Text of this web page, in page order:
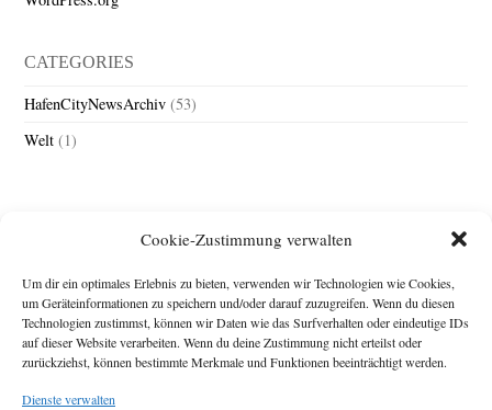
Cookie-Zustimmung verwalten
Um dir ein optimales Erlebnis zu bieten, verwenden wir Technologien wie Cookies,
um Geräteinformationen zu speichern und/oder darauf zuzugreifen. Wenn du diesen
Technologien zustimmst, können wir Daten wie das Surfverhalten oder eindeutige IDs
auf dieser Website verarbeiten. Wenn du deine Zustimmung nicht erteilst oder
zurückziehst, können bestimmte Merkmale und Funktionen beeinträchtigt werden.
Dienste verwalten
CATEGORIES
HafenCityNewsArchiv (53)
Welt (1)
Impressum
Michael Baden,